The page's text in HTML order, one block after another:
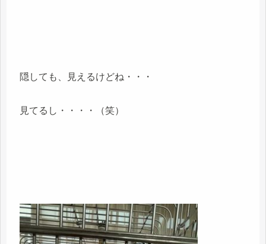
隠しても、見えるけどね・・・
見てるし・・・・（笑）